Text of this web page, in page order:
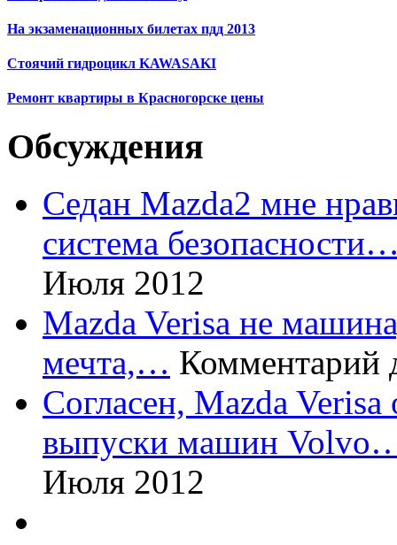
На экзаменационных билетах пдд 2013
Стоячий гидроцикл KAWASAKI
Ремонт квартиры в Красногорске цены
Обсуждения
Седан Mazda2 мне
система
Июля 2012
Mazda Verisa не
мечта,… Комментарий
Согласен, Mazda
выпуски машин
Июля 2012